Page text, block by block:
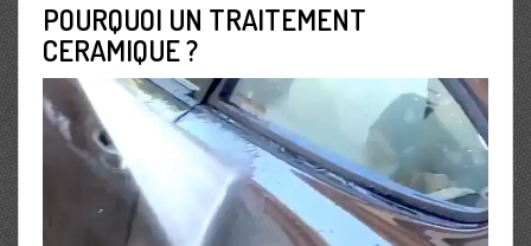
POURQUOI UN TRAITEMENT
CERAMIQUE ?
Lecteur
vidéo